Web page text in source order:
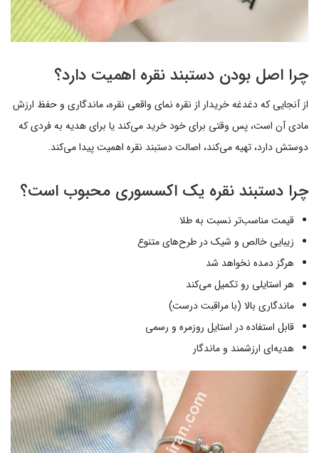
چرا اصل بودن دستبند نقره اهمیت دارد؟
از آنجایی که دغدغه خریدار از نقره نمای واقعی نقره، ماندگاری و حفظ ارزش
مادی آن است، پس وقتی برای خود خرید می‌کند یا برای هدیه به فردی که
دوستش دارد، تهیه می‌کند، اصالت دستبند نقره اهمیت پیدا می‌کند.
چرا دستبند نقره یک اکسسوری محبوب است؟
قیمت مناسب‌تر نسبت به طلا
زیبایی خالص و شیک در طرح‌های متنوع
هرگز دمده نخواهد شد
هر استایلی رو تکمیل می‌کند
ماندگاری بالا (با مراقبت درست)
قابل استفاده در استایل روزمره و رسمی
هدیه‌ای ارزشمند و ماندگار